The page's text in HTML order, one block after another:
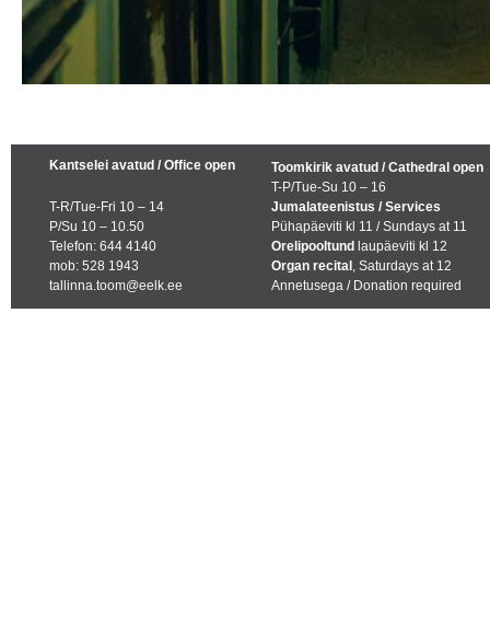
Kantselei avatud / Office open
T-R/Tue-Fri 10 – 14
P/Su 10 – 10.50
Telefon: 644 4140
mob: 528 1943
tallinna.toom@eelk.ee
Toomkirik avatud / Cathedral open
T-P/Tue-Su 10 – 16
Jumalateenistus / Services
Pühapäeviti kl 11 / Sundays at 11
Orelipooltund laupäeviti kl 12
Organ recital , Saturdays at 12
Annetusega / Donation required